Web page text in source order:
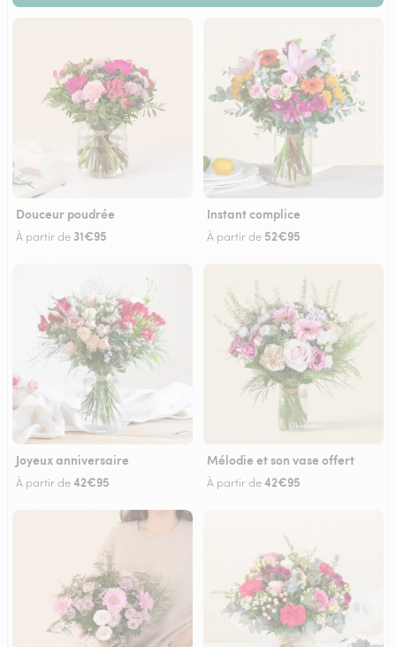
Douceur poudrée
À partir de 31€95
Instant complice
À partir de 52€95
Joyeux anniversaire
À partir de42€95
Mélodie et son vase offert
À partir de42€95